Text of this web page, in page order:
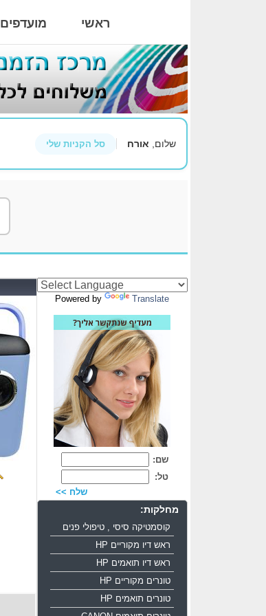
ראשי מועדפים
שלום, אורח סל הקניות שלי
Powered by Translate
שם:
טל:
שלח >>
מחלקות:
קוסמטיקה סיסי , טיפולי פנים
ראש דיו מקוריים HP
ראש דיו תואמים HP
טונרים מקוריים HP
טונרים תואמים HP